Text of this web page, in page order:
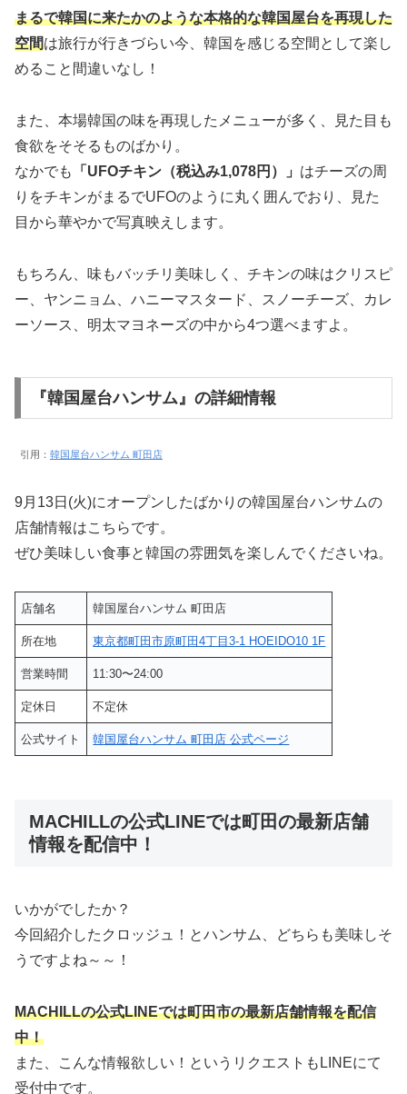
まるで韓国に来たかのような本格的な韓国屋台を再現した
空間は旅行が行きづらい今、韓国を感じる空間として楽し
めること間違いなし！
また、本場韓国の味を再現したメニューが多く、見た目も
食欲をそそるものばかり。
なかでも
「UFOチキン（税込み1,078円）」 はチーズの周
りをチキンがまるでUFOのように丸く囲んでおり、見た
目から華やかで写真映えします。
もちろん、味もバッチリ美味しく、チキンの味はクリスピ
ー、ヤンニョム、ハニーマスタード、スノーチーズ、カレ
ーソース、明太マヨネーズの中から4つ選べますよ。
『韓国屋台ハンサム』の詳細情報
引用： 韓国屋台ハンサム 町田店
9月13日(火)にオープンしたばかりの韓国屋台ハンサムの
店舗情報はこちらです。
ぜひ美味しい食事と韓国の雰囲気を楽しんでくださいね。
店舗名 韓国屋台ハンサム 町田店
所在地 東京都町田市原町田4丁目3-1 HOEIDO10 1F
営業時間 11:30〜24:00
定休日 不定休
公式サイト 韓国屋台ハンサム 町田店 公式ページ
MACHILLの公式LINEでは町田の最新店舗
情報を配信中！
いかがでしたか？
今回紹介したクロッジュ！とハンサム、どちらも美味しそ
うですよね～～！
MACHILLの公式LINEでは町田市の最新店舗情報を配信
中！
また、こんな情報欲しい！というリクエストもLINEにて
受付中です。